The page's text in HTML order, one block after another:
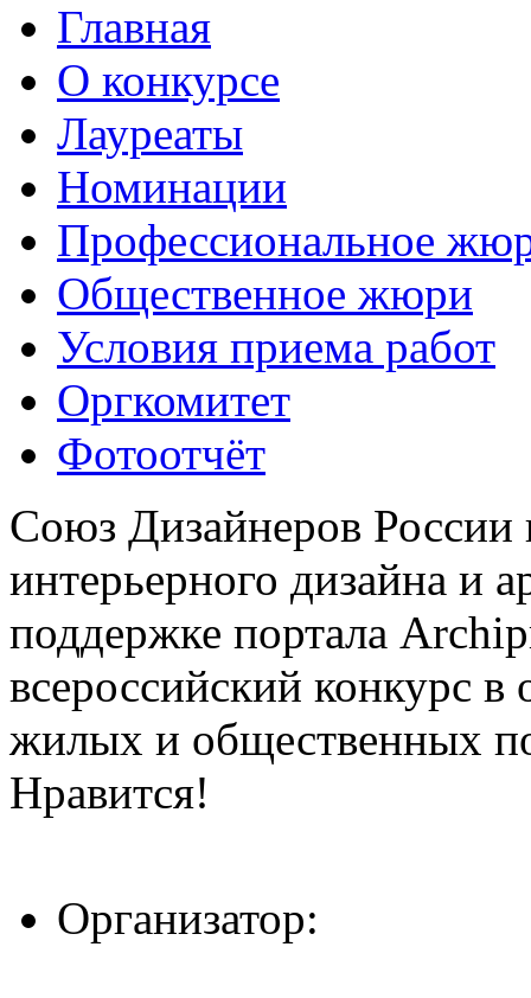
Главная
О конкурсе
Лауреаты
Номинации
Профессиональное
Общественное жюри
Условия приема работ
Оргкомитет
Фотоотчёт
Союз Дизайнеров России
интерьерного дизайна и
поддержке портала
всероссийский конкурс в
жилых и общественных
Нравится!
Организатор: